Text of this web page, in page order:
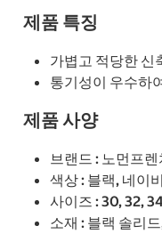
제품 특징
가볍고 적당한 신
통기성이 우수하
제품 사양
브랜드 : 노먼프
색상 : 블랙, 네이
사이즈 : 30, 32,
소재 : 블랙 솔리